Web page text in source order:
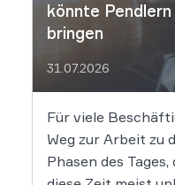
könnte
bringen
31.07.2026
Für viele
Weg zur Arbeit zu
Phasen des